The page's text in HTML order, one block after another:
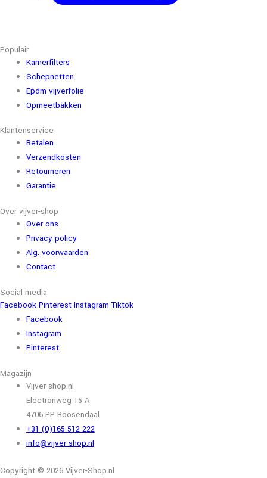
Populair
Kamerfilters
Schepnetten
Epdm vijverfolie
Opmeetbakken
Klantenservice
Betalen
Verzendkosten
Retourneren
Garantie
Over vijver-shop
Over ons
Privacy policy
Alg. voorwaarden
Contact
Social media
Facebook Pinterest Instagram Tiktok
Facebook
Instagram
Pinterest
Magazijn
Vijver-shop.nl
Electronweg 15 A
4706 PP Roosendaal
+31 (0)165 512 222
info@vijver-shop.nl
Copyright © 2026 Vijver-Shop.nl